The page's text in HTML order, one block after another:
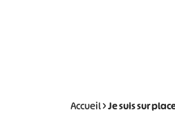
Accueil>Je suis sur